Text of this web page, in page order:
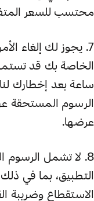
محتسب للسعر
7. يجوز لك إلغاء
ساعة بعد إخطارك
الرسوم المستحقة
عرضها.
8. لا تشمل الرسوم
التطبيق، بما في
الاستقطاع وضريبة